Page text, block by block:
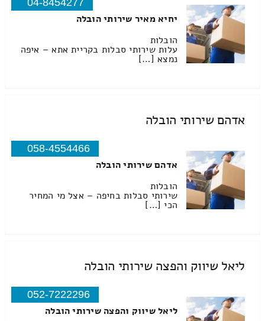
04-8454277
יחיא מאיר שירותי הובלה
הובלות
עלות שירותי סבלות בקריית אתא – איפה
נמצא […]
אדהם שירותי הובלה
058-4554466
אדהם שירותי הובלה
הובלות
שירותי סבלות בחיפה – אצל מי המחיר
הכי […]
ליאל שיווק והפצה שירותי הובלה
052-7222296
ליאל שיווק והפצה שירותי הובלה